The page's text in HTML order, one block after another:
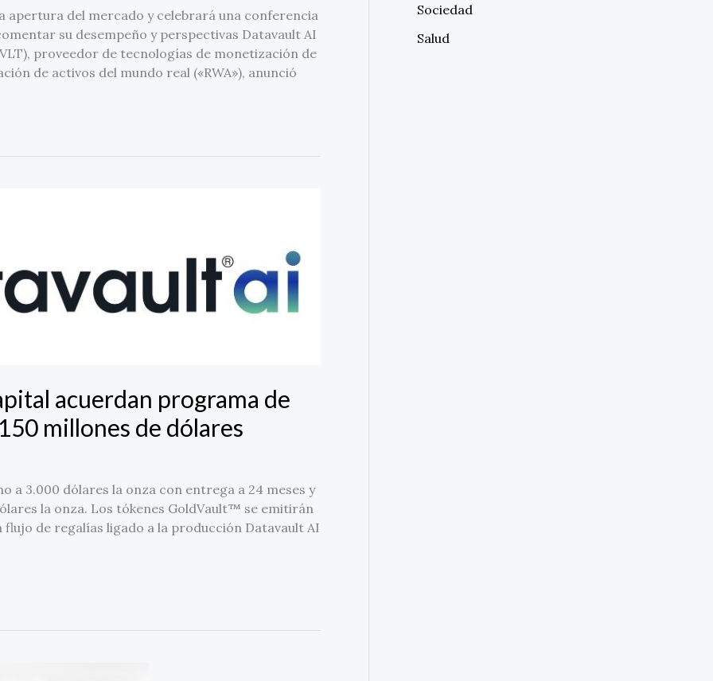
apertura del mercado y celebrará una conferencia
su desempeño y perspectivas Datavault AI
proveedor de tecnologías de monetización de
de activos del mundo real («RWA»), anunció
acuerdan programa de
millones de dólares
3.000 dólares la onza con entrega a 24 meses y
la onza. Los tókenes GoldVault™ se emitirán
de regalías ligado a la producción Datavault AI
Sociedad
Salud